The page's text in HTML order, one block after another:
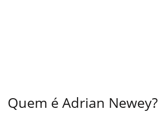
Quem é Adrian Newey?